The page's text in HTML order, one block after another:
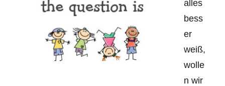
alles
bess
er
weiß,
wolle
n wir